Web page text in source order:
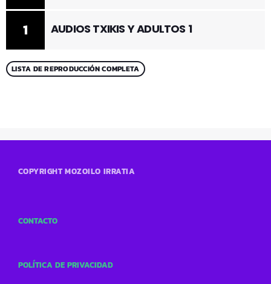
1 AUDIOS TXIKIS Y ADULTOS 1
LISTA DE REPRODUCCIÓN COMPLETA
COPYRIGHT MOZOILO IRRATIA
CONTACTO
POLÍTICA DE PRIVACIDAD